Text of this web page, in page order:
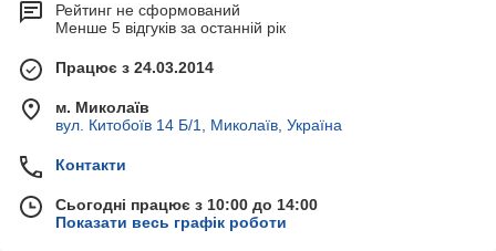
Рейтинг не сформований
Менше 5 відгуків за останній рік
Працює з 24.03.2014
м. Миколаїв
вул. Китобоїв 14 Б/1, Миколаїв, Україна
Контакти
Сьогодні працює з 10:00 до 14:00
Показати весь графік роботи